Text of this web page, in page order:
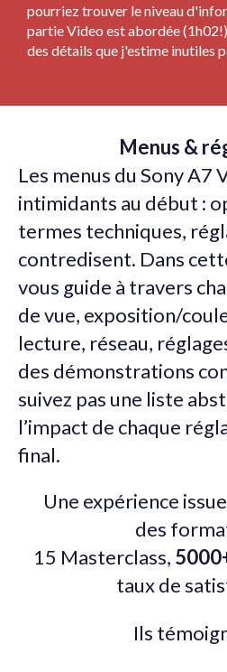
pourriez trouver le niveau
partie Video est abordée
des détails que j'estime inutiles
Menus &
Les menus du Sony A7
intimidants au début :
termes techniques,
contredisent. Dans
vous guide à travers
de vue, exposition/
lecture, réseau,
des démonstrations
suivez pas une liste
l’impact de chaque
final.
Une expérience
des
15 Masterclass,
taux de
Ils